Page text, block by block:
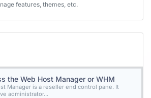
features, themes, etc.
the Web Host Manager or WHM
Manager is a reseller end control pane. It
administrator...